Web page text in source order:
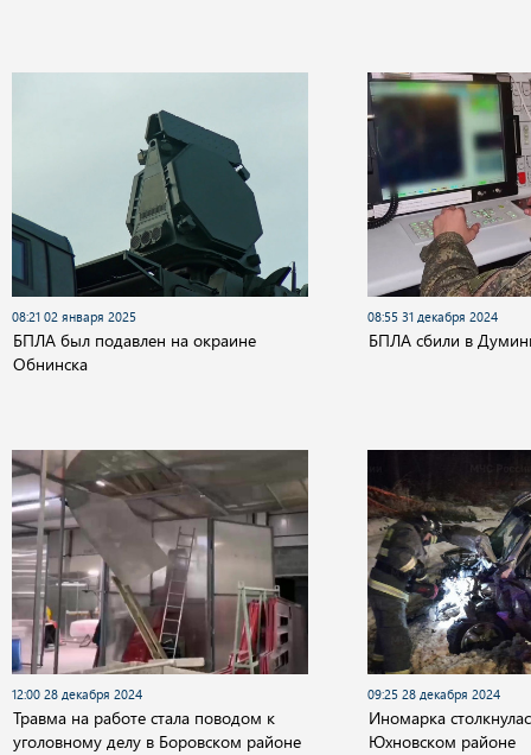
08:21 02 января 2025
БПЛА был подавлен на окраине
Обнинска
08:55 31 декабря 2024
БПЛА сбили в
12:00 28 декабря 2024
Травма на работе стала поводом к
уголовному делу в Боровском районе
09:25 28 декабря 2024
Иномарка
Юхновском районе